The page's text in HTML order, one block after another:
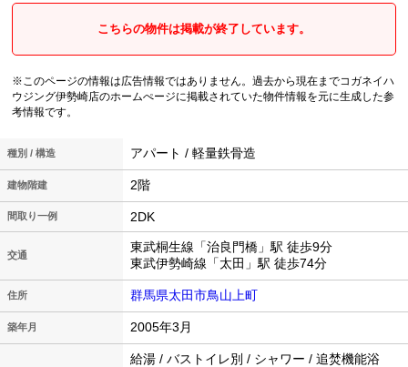
こちらの物件は掲載が終了しています。
※このページの情報は広告情報ではありません。過去から現在までコガネイハ
ウジング伊勢崎店のホームぺージに掲載されていた物件情報を元に生成した参
考情報です。
種別 / 構造 アパート / 軽量鉄骨造
建物階建 2階
間取り一例 2DK
交通
東武桐生線「治良門橋」駅 徒歩9分
東武伊勢崎線「太田」駅 徒歩74分
住所 群馬県太田市鳥山上町
築年月 2005年3月
給湯 / バストイレ別 / シャワー / 追焚機能浴